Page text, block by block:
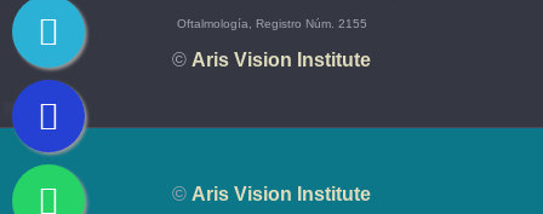
Oftalmología, Registro Núm. 2155
© Aris Vision Institute
© Aris Vision Institute